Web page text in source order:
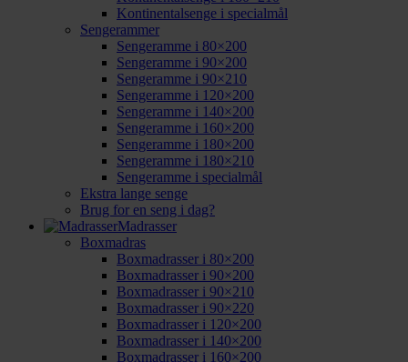
Kontinentalsenge i specialmål
Sengerammer
Sengeramme i 80×200
Sengeramme i 90×200
Sengeramme i 90×210
Sengeramme i 120×200
Sengeramme i 140×200
Sengeramme i 160×200
Sengeramme i 180×200
Sengeramme i 180×210
Sengeramme i specialmål
Ekstra lange senge
Brug for en seng i dag?
Madrasser
Boxmadras
Boxmadrasser i 80×200
Boxmadrasser i 90×200
Boxmadrasser i 90×210
Boxmadrasser i 90×220
Boxmadrasser i 120×200
Boxmadrasser i 140×200
Boxmadrasser i 160×200